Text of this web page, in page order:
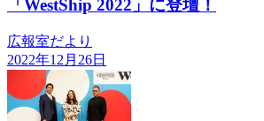
「WestShip 2022」に登壇！
広報室だより
2022年12月26日